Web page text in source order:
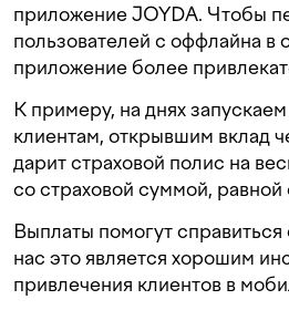
приложение JOYDA. Чтобы
пользователей с оффлайна в
приложение более
К примеру, на днях
клиентам, открывшим вклад
дарит страховой полис на
со страховой суммой, равной
Выплаты помогут
нас это является хорошим
привлечения клиентов в